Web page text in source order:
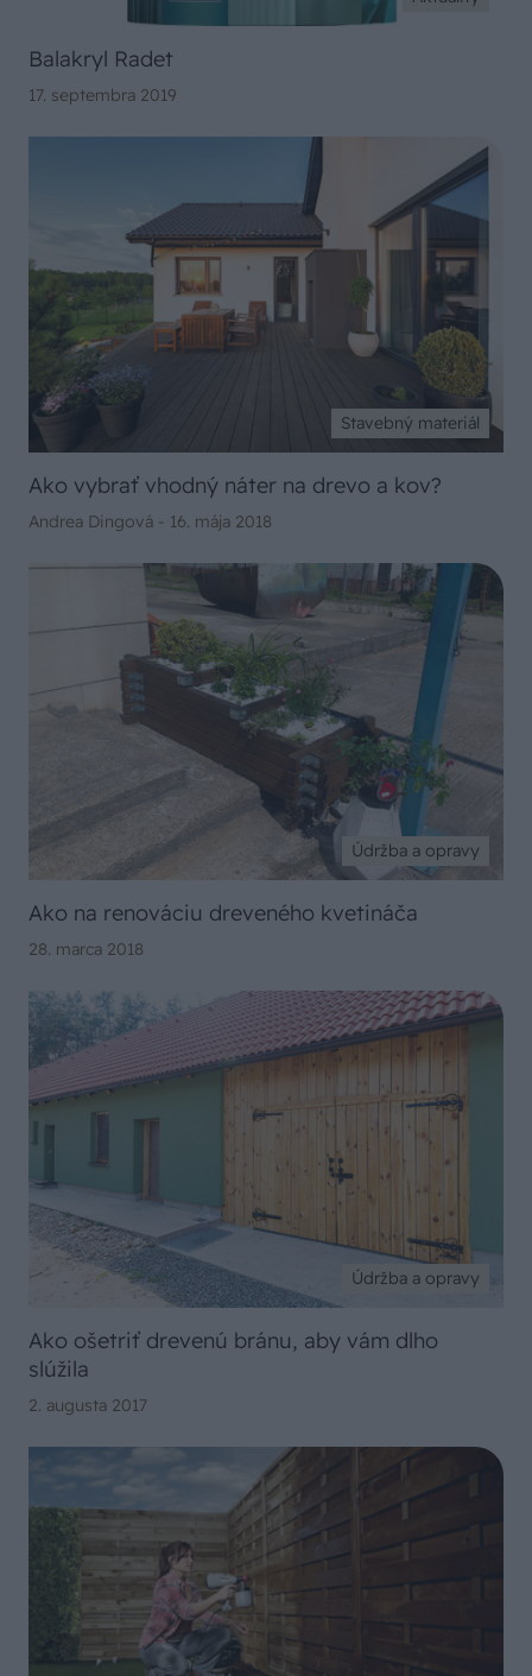
Balakryl Radet
17. septembra 2019
Stavebný materiál
Ako vybrať vhodný náter na drevo a kov?
Andrea Dingová - 16. mája 2018
Údržba a opravy
Ako na renováciu dreveného kvetináča
28. marca 2018
Údržba a opravy
Ako ošetriť drevenú bránu, aby vám dlho
slúžila
2. augusta 2017